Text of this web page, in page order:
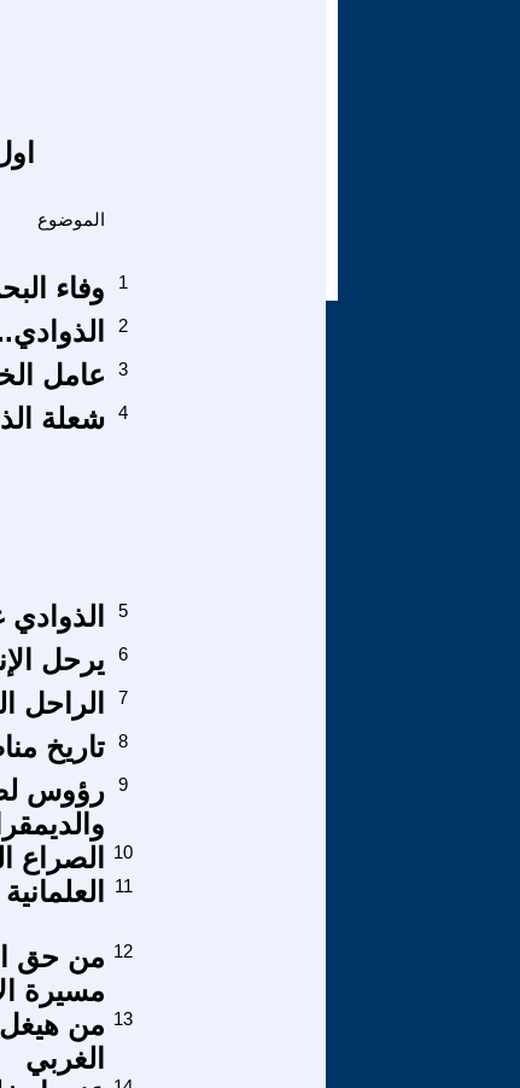
الموضوع
وفاء 1
2
عامل 3
شعلة 4
الذوادي 5
يرحل 6
الراحل 7
تاريخ 8
رؤوس
9
الصراع
10
11
من حق
مسيرة
12
من هيغل
الغربي
13